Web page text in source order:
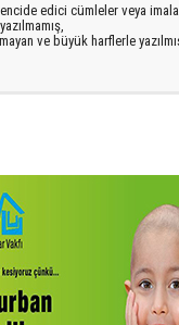
edici cümleler veya
ve büyük harflerle